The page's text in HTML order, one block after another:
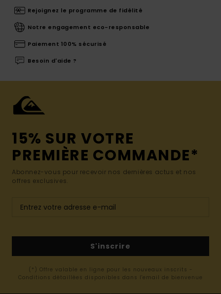
Rejoignez le programme de fidélité
Notre engagement eco-responsable
Paiement 100% sécurisé
Besoin d'aide ?
15% SUR VOTRE
PREMIÈRE COMMANDE*
Abonnez-vous pour recevoir nos dernières actus et nos
offres exclusives.
S'inscrire
(*) Offre valable en ligne pour les nouveaux inscrits -
Conditions détaillées disponibles dans l'email de bienvenue